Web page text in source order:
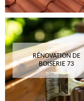
RÉNOVATION DE
BOISERIE 73